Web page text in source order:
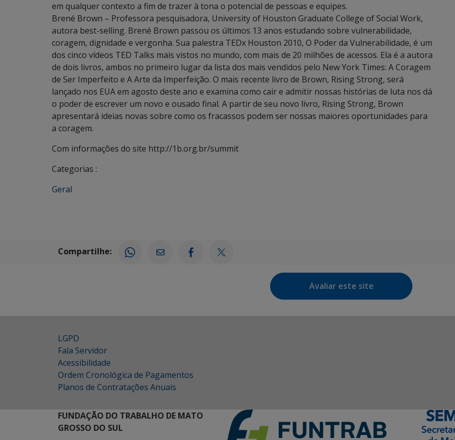
em qualquer contexto a fim de trazer à tona o potencial de pessoas e equipes.
Brené Brown – Professora pesquisadora, University of Houston Graduate College of Social Work,
autora best-selling. Brené Brown passou os últimos 13 anos estudando sobre vulnerabilidade,
coragem, dignidade e vergonha. Sua palestra TEDx Houston 2010, O Poder da Vulnerabilidade, é um
dos cinco vídeos TED Talks mais vistos no mundo, com mais de 20 milhões de acessos. Ela é a autora
de dois livros, ambos no primeiro lugar da lista dos mais vendidos pelo New York Times: A Coragem
de Ser Imperfeito e A Arte da Imperfeição. O mais recente livro de Brown, Rising Strong, será
lançado nos EUA em agosto deste ano e examina como cair e admitir nossas histórias de luta nos dá
o poder de escrever um novo e ousado final. A partir de seu novo livro, Rising Strong, Brown
apresentará ideias novas sobre como os fracassos podem ser nossas maiores oportunidades para
a coragem.
Com informações do site http://1b.org.br/summit
Categorias :
Geral
Compartilhe:
Avaliar este site
LGPD
Fala Servidor
Acessibilidade
Ordem Cronológica de Pagamentos
Planos de Contratações Anuais
FUNDAÇÃO DO TRABALHO DE MATO
GROSSO DO SUL